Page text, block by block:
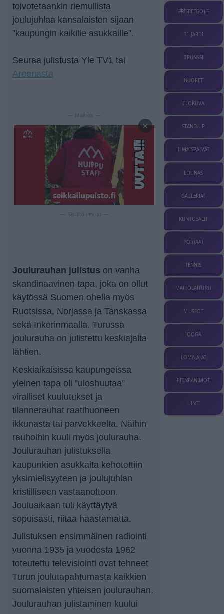
toivotetaankin riemullista
joulujuhlaa kansalaisten sijaan
”kaupungin kaikille asukkaille”.
Seuraa julistusta Yle TV1 tai
Areenasta
×
Joulurauhan julistus on vanha
skan­di­naa­vinen tapa, joka on ollut
käytössä Suomen ohella myös
Ruotsissa, Norjassa ja Tanskassa
sekä Inkerinmaalla. Turussa
joulurauha on julistettu keskiajalta
lähtien.
Keski­ai­kai­sissa kaupungeissa
yleinen tapa oli ”uloshuutaa”
viralliset kuulutukset ja
tilannerauhat raatihuoneen
ikkunasta tai parvekkeelta. Näihin
rauhoihin kuuli myös joulurauha.
Joulurauhan julistuksella
kaupunkien asukkaita kehotettiin
yksi­mie­li­syy­teen ja joulujuhlan
kristilliseen vastaanottoon.
Jouluaikaan tuli käyttäytyä
sopuisasti, riitaa haastamatta.
Julistuksen ensimmäinen radiointi
vuonna 1935 ja vuodesta 1962
toteutettu televisiointi ovat tehneet
Turun joulutapahtumasta kaikkien
suomalaisten yhteisen joulurauhan.
Joulurauhan julistaminen kuului
FRISBEEGOLF
BILJARDI
BRUNSSI
NUORET
ELOKUVA
STAND-UP
ILMAISPÄIVÄT
LOUNAS
GALLERIAT
KUNTOSALIT
PORTAAT
TENNIS
MATTOLAITURIT
MUSEOT
JOOGA
LOMA-AJAT
PIENPANIMOT
UINTI